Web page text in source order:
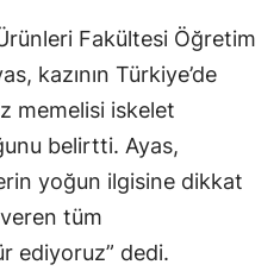
Fakültesi Öğretim
kazının Türkiye’de
memelisi iskelet
belirtti. Ayas,
yoğun ilgisine dikkat
tüm
ediyoruz” dedi.